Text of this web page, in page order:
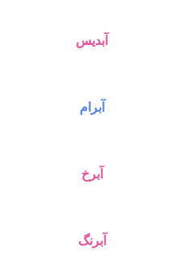
آبدیس
آبرام
آبرخ
آبرنگ